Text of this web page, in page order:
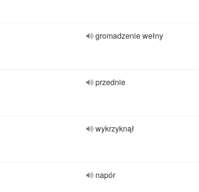
gromadzenie wełny
przednie
wykrzyknął
napór